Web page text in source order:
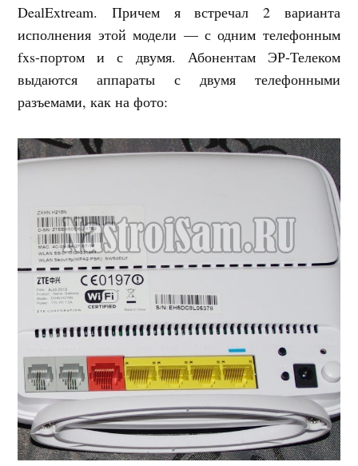
DealExtream. Причем я встречал 2 варианта
исполнения этой модели — с одним телефонным
fxs-портом и с двумя. Абонентам ЭР-Телеком
выдаются аппараты с двумя телефонными
разъемами, как на фото: